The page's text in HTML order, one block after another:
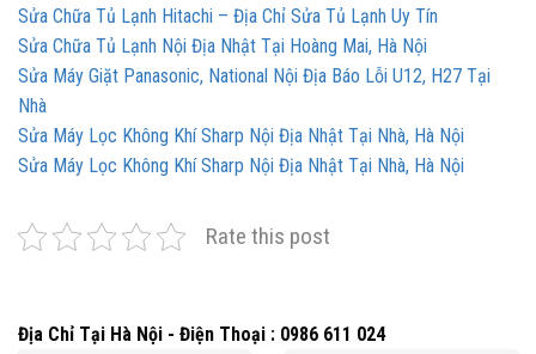
Sửa Chữa Tủ Lạnh Hitachi – Địa Chỉ Sửa Tủ Lạnh Uy Tín
Sửa Chữa Tủ Lạnh Nội Địa Nhật Tại Hoàng Mai, Hà Nội
Sửa Máy Giặt Panasonic, National Nội Địa Báo Lỗi U12, H27 Tại
Nhà
Sửa Máy Lọc Không Khí Sharp Nội Địa Nhật Tại Nhà, Hà Nội
Sửa Máy Lọc Không Khí Sharp Nội Địa Nhật Tại Nhà, Hà Nội
Rate this post
Địa Chỉ Tại Hà Nội - Điện Thoại : 0986 611 024